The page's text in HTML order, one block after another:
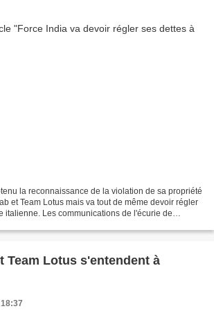
la reconnaissance de la violation de sa propriété
et Team Lotus mais va tout de même devoir régler
italienne. Les communications de l'écurie de
Team Lotus s'entendent à